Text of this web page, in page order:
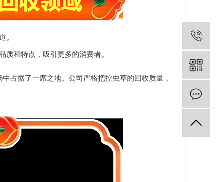
和特点，吸引更多的消费者。
占据了一席之地。公司严格把控虫草的回收质量，